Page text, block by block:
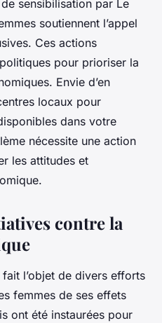
sensibilisation par Le
soutiennent l’appel
Ces actions
pour prioriser la
Envie d’en
locaux pour
dans votre
nécessite une action
les attitudes et
contre la
fait l’objet de divers efforts
femmes de ses effets
ont été instaurées pour